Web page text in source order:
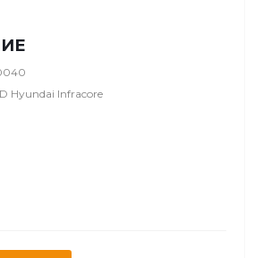
Hyundai Infracore